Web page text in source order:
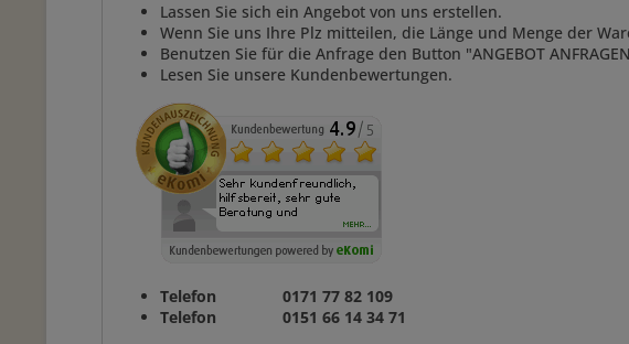
Lassen Sie sich ein Angebot von uns erstellen.
Wenn Sie uns Ihre Plz mitteilen, die Länge und Menge der
Benutzen Sie für die Anfrage den Button "ANGEBOT
Lesen Sie unsere Kundenbewertungen.
Telefon 0171 77 82 109
Telefon 0151 66 14 34 71